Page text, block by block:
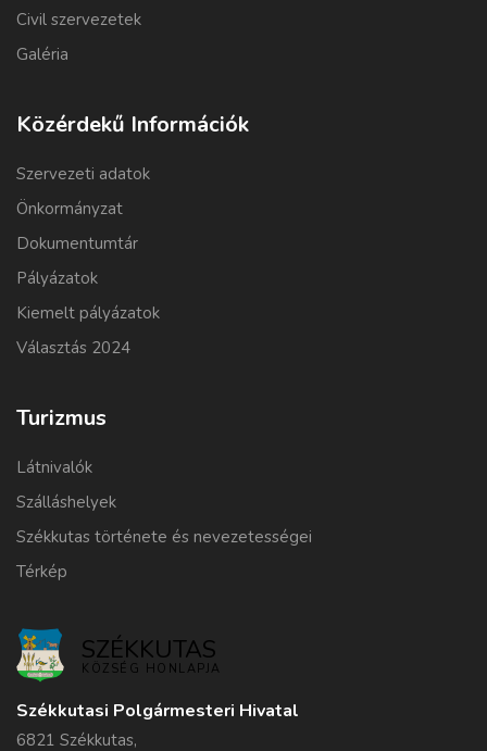
Civil szervezetek
Galéria
Közérdekű Információk
Szervezeti adatok
Önkormányzat
Dokumentumtár
Pályázatok
Kiemelt pályázatok
Választás 2024
Turizmus
Látnivalók
Szálláshelyek
Székkutas története és nevezetességei
Térkép
SZÉKKUTAS
KÖZSÉG HONLAPJA
Székkutasi Polgármesteri Hivatal
6821 Székkutas,